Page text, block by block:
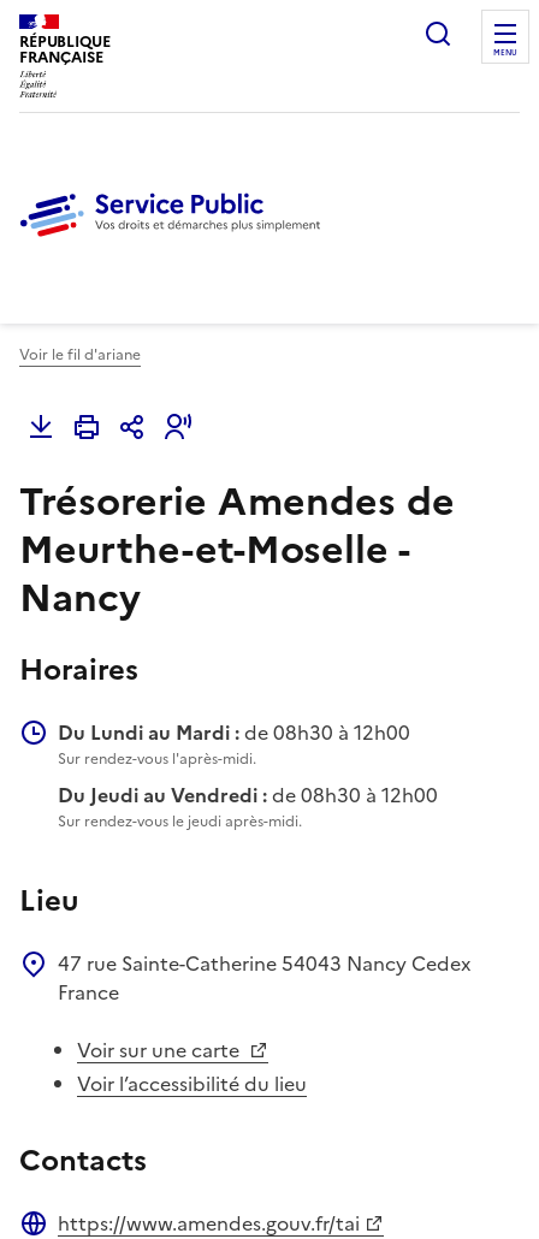
RÉPUBLIQUE
FRANÇAISE
Ouvrir
MENU
Voir le fil d'ariane
Trésorerie Amendes de
Meurthe-et-Moselle -
Nancy
Horaires
Du Lundi au Mardi :de 08h30 à 12h00
Sur rendez-vous l'après-midi.
Du Jeudi au Vendredi :de 08h30 à 12h00
Sur rendez-vous le jeudi après-midi.
Lieu
47 rue Sainte-Catherine 54043 Nancy Cedex
France
Voir sur une carte
Voir l’accessibilité du lieu
Contacts
https://www.amendes.gouv.fr/tai